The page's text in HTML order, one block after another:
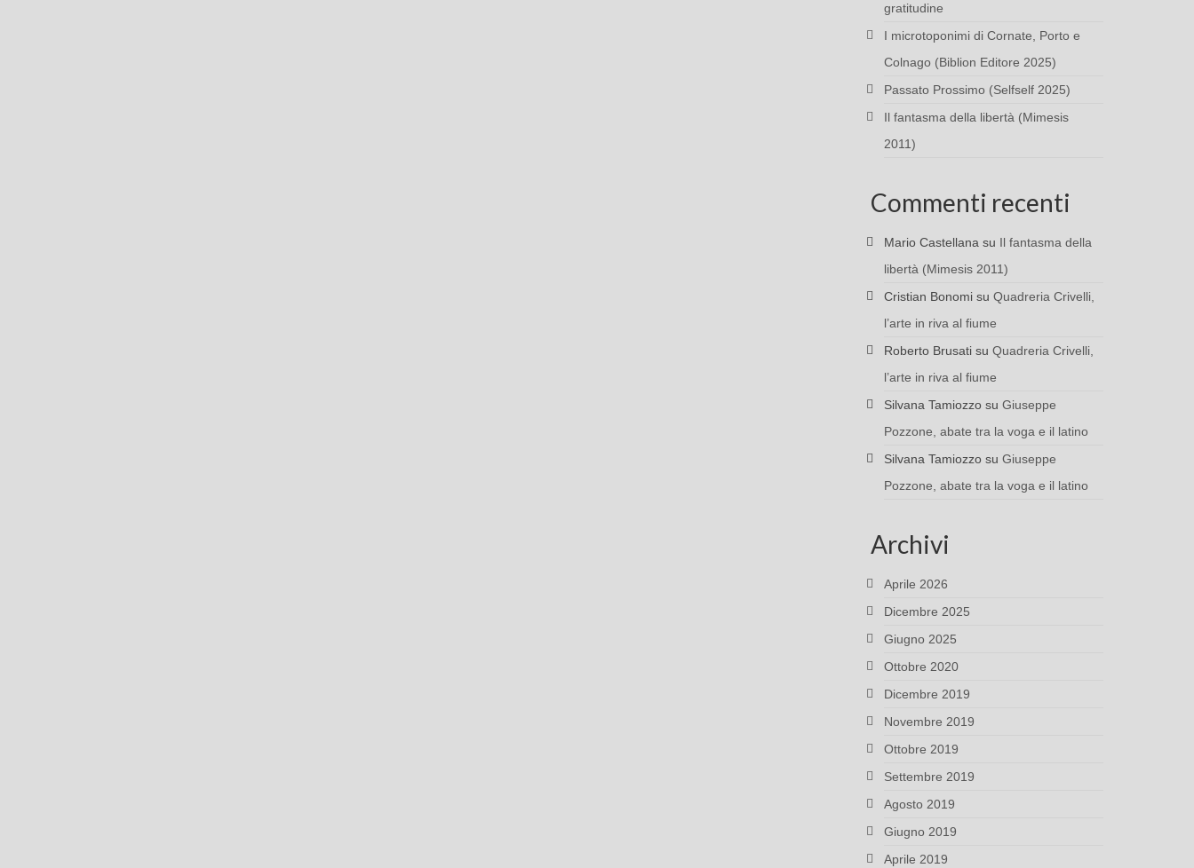
gratitudine
I microtoponimi di Cornate, Porto e
Colnago (Biblion Editore 2025)
Passato Prossimo (Selfself 2025)
Il fantasma della libertà (Mimesis
2011)
Commenti recenti
Mario Castellana su Il fantasma della
libertà (Mimesis 2011)
Cristian Bonomisu Quadreria Crivelli,
l’arte in riva al fiume
Roberto Brusatisu Quadreria Crivelli,
l’arte in riva al fiume
Silvana Tamiozzosu Giuseppe
Pozzone, abate tra la voga e il latino
Silvana Tamiozzosu Giuseppe
Pozzone, abate tra la voga e il latino
Archivi
Aprile 2026
Dicembre 2025
Giugno 2025
Ottobre 2020
Dicembre 2019
Novembre 2019
Ottobre 2019
Settembre 2019
Agosto 2019
Giugno 2019
Aprile 2019